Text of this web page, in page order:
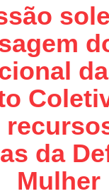
da
Mulher